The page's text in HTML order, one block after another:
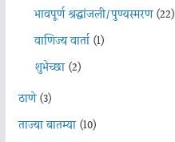
भावपूर्ण श्रद्धांजली/पुण्यस्मरण(22)
वाणिज्य वार्ता(1)
शुभेच्छा(2)
ठाणे(3)
ताज्या बातम्या(10)